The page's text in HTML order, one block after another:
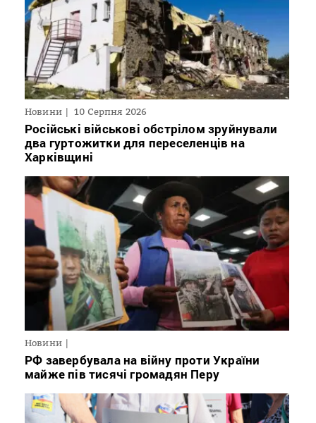
Новини 10 Серпня 2026
Російські військові обстрілом зруйнували
два гуртожитки для переселенців на
Харківщині
Новини
РФ завербувала на війну проти України
майже пів тисячі громадян Перу